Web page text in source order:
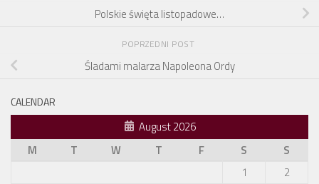
Polskie święta listopadowe…
POPRZEDNI POST
Śladami malarza Napoleona Ordy
CALENDAR
August 2026
M
T W T F S
S
1
2